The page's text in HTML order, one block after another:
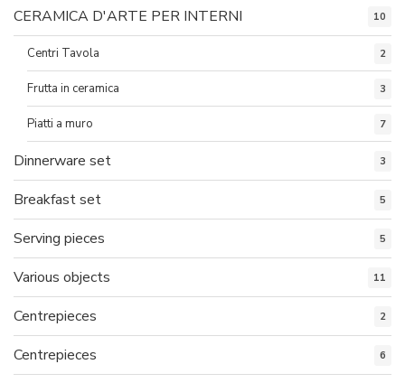
CERAMICA D'ARTE PER INTERNI 10
Centri Tavola 2
Frutta in ceramica 3
Piatti a muro 7
Dinnerware set 3
Breakfast set 5
Serving pieces 5
Various objects 11
Centrepieces 2
Centrepieces 6